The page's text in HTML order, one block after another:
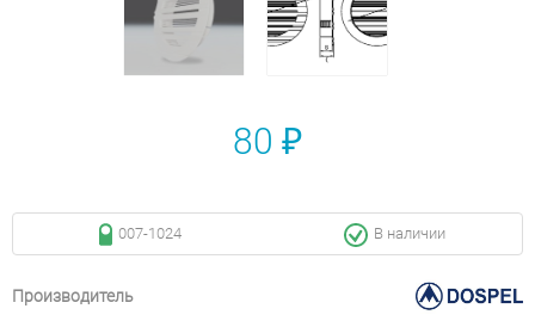
80 ₽
007-1024 В наличии
Производитель